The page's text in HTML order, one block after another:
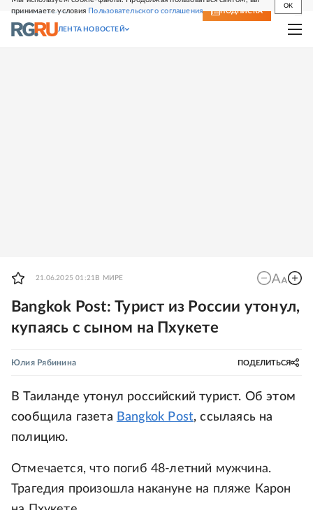
принимаете условия Пользовательского соглашения
OK
СВЕЖИЙ НОМЕР ПОДПИСКА
ЛЕНТА НОВОСТЕЙ
21.06.2025 01:21 В МИРЕ
Bangkok Post: Турист из России утонул,
купаясь с сыном на Пхукете
Юлия Рябинина ПОДЕЛИТЬСЯ
В Таиланде утонул российский турист. Об этом
сообщила газета Bangkok Post, ссылаясь на
полицию.
Отмечается, что погиб 48-летний мужчина.
Трагедия произошла накануне на пляже Карон